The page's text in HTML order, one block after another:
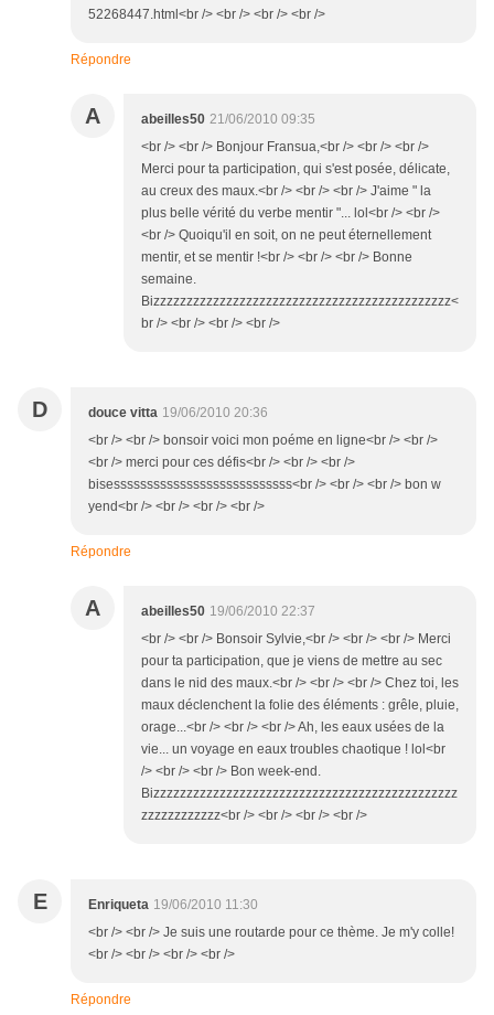
52268447.html<br /> <br /> <br /> <br />
Répondre
A abeilles50 21/06/2010 09:35
<br /> <br /> Bonjour Fransua,<br /> <br /> <br />
Merci pour ta participation, qui s'est posée, délicate,
au creux des maux.<br /> <br /> <br /> J'aime " la
plus belle vérité du verbe mentir "... lol<br /> <br />
<br /> Quoiqu'il en soit, on ne peut éternellement
mentir, et se mentir !<br /> <br /> <br /> Bonne
semaine.
Bizzzzzzzzzzzzzzzzzzzzzzzzzzzzzzzzzzzzzzzzzzzzz<
br /> <br /> <br /> <br />
D douce vitta 19/06/2010 20:36
<br /> <br /> bonsoir voici mon poéme en ligne<br /> <br />
<br /> merci pour ces défis<br /> <br /> <br />
bisesssssssssssssssssssssssssss<br /> <br /> <br /> bon w
yend<br /> <br /> <br /> <br />
Répondre
A abeilles50 19/06/2010 22:37
<br /> <br /> Bonsoir Sylvie,<br /> <br /> <br /> Merci
pour ta participation, que je viens de mettre au sec
dans le nid des maux.<br /> <br /> <br /> Chez toi, les
maux déclenchent la folie des éléments : grêle, pluie,
orage...<br /> <br /> <br /> Ah, les eaux usées de la
vie... un voyage en eaux troubles chaotique ! lol<br
/> <br /> <br /> Bon week-end.
Bizzzzzzzzzzzzzzzzzzzzzzzzzzzzzzzzzzzzzzzzzzzzzz
zzzzzzzzzzzz<br /> <br /> <br /> <br />
E Enriqueta 19/06/2010 11:30
<br /> <br /> Je suis une routarde pour ce thème. Je m'y colle!
<br /> <br /> <br /> <br />
Répondre